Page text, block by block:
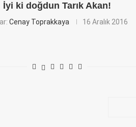
İyi ki doğdun Tarık Akan!
Cenay Toprakkaya 16 Aralık 2016